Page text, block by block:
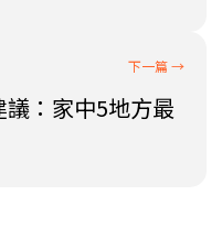
：家中5地方最